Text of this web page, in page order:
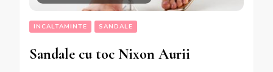
INCALTAMINTE SANDALE
Sandale cu toc Nixon Aurii